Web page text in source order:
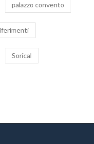
palazzo convento
Sorical